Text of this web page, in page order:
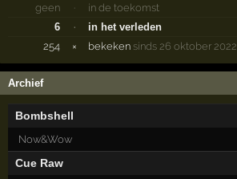
geen
·
in de toekomst
6
·
in het verleden
254
× bekeken sinds 26 oktober 2022
Archief
Bombshell
Now&Wow
Cue Raw